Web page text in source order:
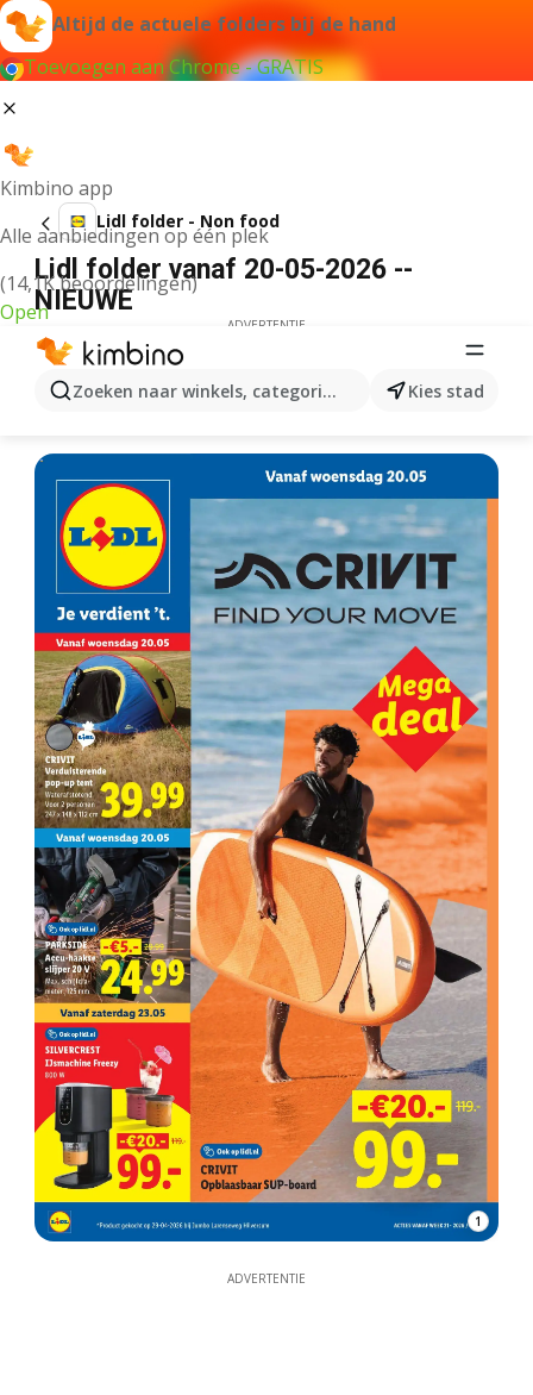
Altijd de actuele folders bij de hand
Toevoegen aan Chrome - GRATIS
Kimbino app
Alle aanbiedingen op één plek
(14,1K beoordelingen)
Open
Zoeken naar winkels, categorieën, producten...
Kies stad
Lidl folder - Non food
Lidl folder vanaf 20-05-2026 --
NIEUWE
ADVERTENTIE
1
ADVERTENTIE